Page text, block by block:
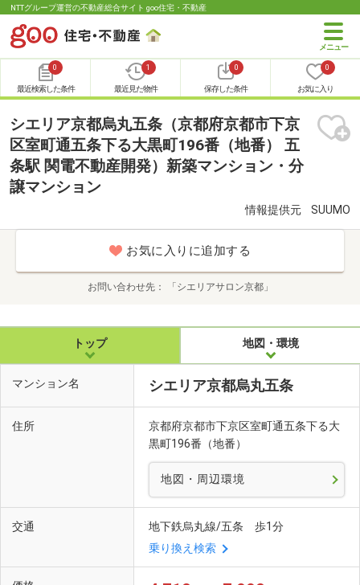
NTTグループ運営の不動産総合サイト goo住宅・不動産
0
最近検索した条件
1
最近見た物件
0
保存した条件
0
お気に入り
シエリア京都烏丸五条（京都府京都市下京
区室町通五条下る大黒町196番（地番） 五
条駅 関電不動産開発）新築マンション・分
譲マンション
情報提供元 SUUMO
お気に入りに追加する
お問い合わせ先 「シエリアサロン京都」
トップ 地図・環境
マンション名 シエリア京都烏丸五条
住所
京都府京都市下京区室町通五条下る大
黒町196番（地番）
地図・周辺環境
交通
地下鉄烏丸線/五条 歩1分
乗り換え検索